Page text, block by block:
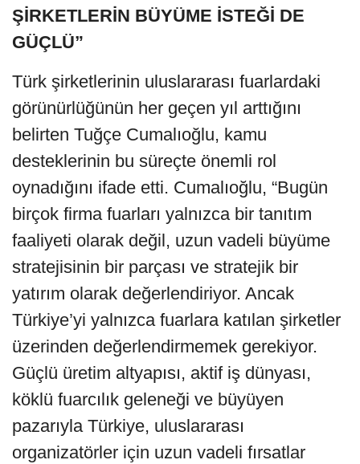
ŞİRKETLERİN BÜYÜME İSTEĞİ DE
GÜÇLÜ”
Türk şirketlerinin uluslararası fuarlardaki
görünürlüğünün her geçen yıl arttığını
belirten Tuğçe Cumalıoğlu, kamu
desteklerinin bu süreçte önemli rol
oynadığını ifade etti. Cumalıoğlu, “Bugün
birçok firma fuarları yalnızca bir tanıtım
faaliyeti olarak değil, uzun vadeli büyüme
stratejisinin bir parçası ve stratejik bir
yatırım olarak değerlendiriyor. Ancak
Türkiye’yi yalnızca fuarlara katılan şirketler
üzerinden değerlendirmemek gerekiyor.
Güçlü üretim altyapısı, aktif iş dünyası,
köklü fuarcılık geleneği ve büyüyen
pazarıyla Türkiye, uluslararası
organizatörler için uzun vadeli fırsatlar